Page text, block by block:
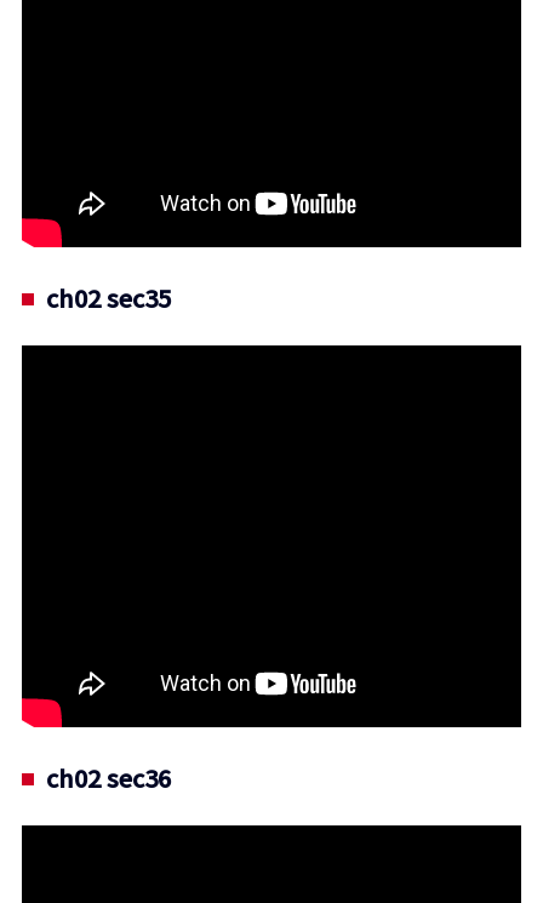
ch02 sec35
ch02 sec36